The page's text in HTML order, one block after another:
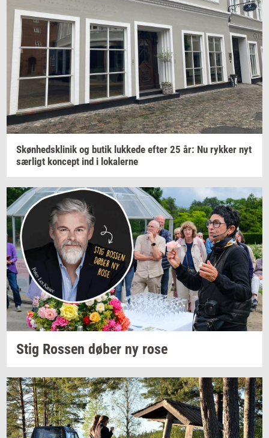
Skøn­heds­kli­nik og butik luk­ke­de efter 25 år: Nu ryk­ker nyt
sær­ligt kon­cept ind i lo­ka­ler­ne
Stig Ros­sen døber ny rose